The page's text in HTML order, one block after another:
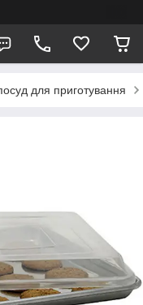
для приготування